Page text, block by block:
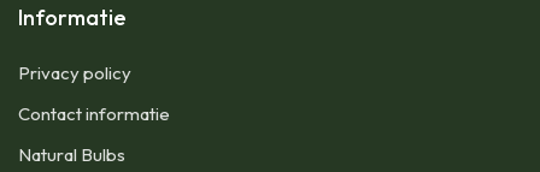
Informatie
Privacy policy
Contact informatie
Natural Bulbs